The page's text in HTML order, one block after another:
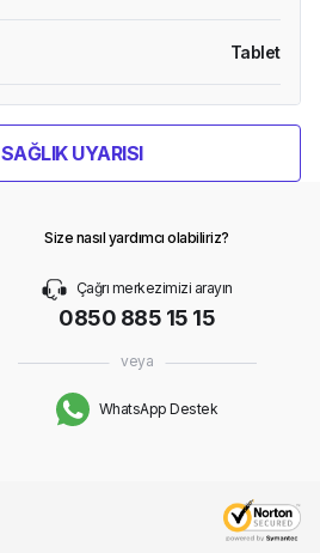
Tablet
SAĞLIK UYARISI
Size nasıl yardımcı olabiliriz?
Çağrı merkezimizi arayın
0850 885 15 15
veya
WhatsApp Destek